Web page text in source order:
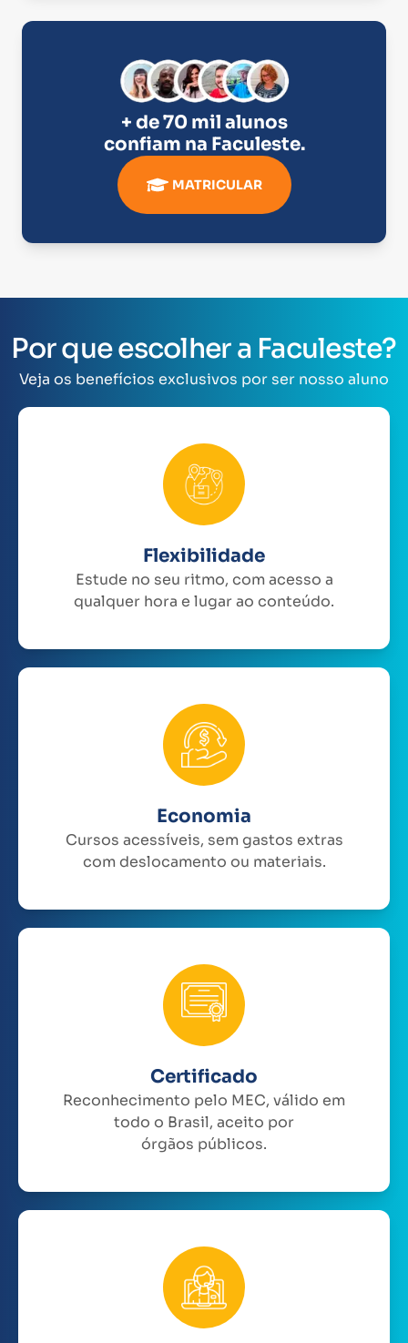
+ de 70 mil alunos
confiam na Faculeste.
MATRICULAR
Por que escolher a Faculeste?
Veja os benefícios exclusivos por ser nosso aluno
Flexibilidade
Estude no seu ritmo, com acesso a
qualquer hora e lugar ao conteúdo.
Economia
Cursos acessíveis, sem gastos extras
com deslocamento ou materiais.
Certificado
Reconhecimento pelo MEC, válido em
todo o Brasil, aceito por
órgãos públicos.